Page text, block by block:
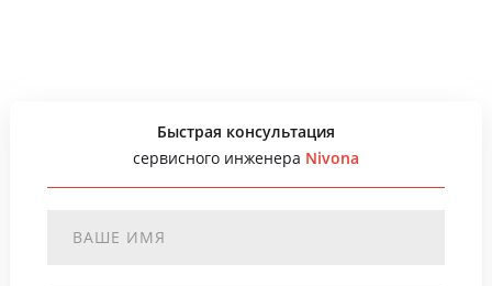
Быстрая консультация
сервисного инженера Nivona